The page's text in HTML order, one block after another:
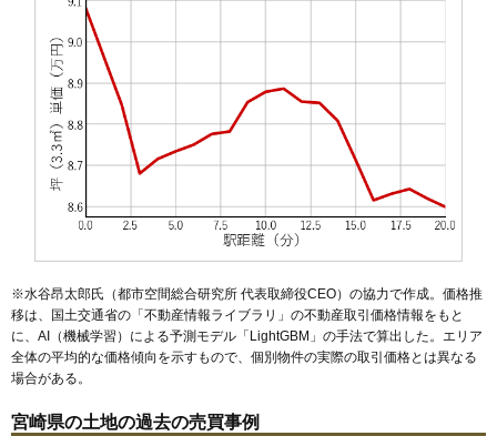
※水谷昂太郎氏（都市空間総合研究所 代表取締役CEO）の協力で作成。価格推
移は、国土交通省の「不動産情報ライブラリ 」の不動産取引価格情報をもと
に、AI（機械学習）による予測モデル「LightGBM」の手法で算出した。エリア
全体の平均的な価格傾向を示すもので、個別物件の実際の取引価格とは異なる
場合がある。
宮崎県の土地の過去の売買事例